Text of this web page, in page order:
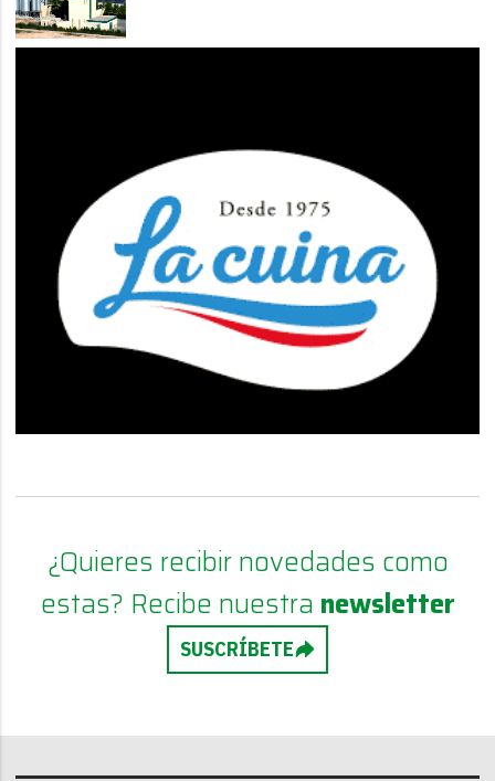
¿Quieres recibir novedades como
estas? Recibe nuestra newsletter
SUSCRÍBETE